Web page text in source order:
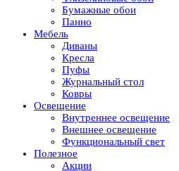
Бумажные обои
Панно
Мебель
Диваны
Кресла
Пуфы
Журнальный стол
Ковры
Освещение
Внутреннее освещение
Внешнее освещение
Функциональный свет
Полезное
Акции